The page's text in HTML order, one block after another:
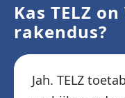
Kas TELZ
rakendus?
Jah. TELZ